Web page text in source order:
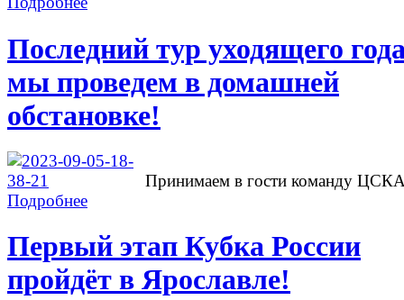
Последний тур уходящего
мы проведем в домашней
обстановке!
Принимаем в гости команду
Подробнее
Первый этап Кубка России
пройдёт в Ярославле!